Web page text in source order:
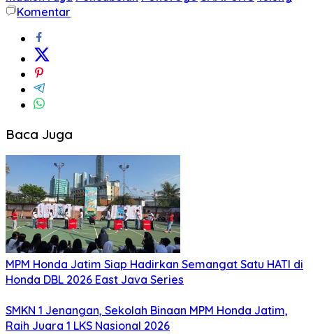
Komentar
Baca Juga
MPM Honda Jatim Siap Hadirkan Semangat Satu HATI di
Honda DBL 2026 East Java Series
SMKN 1 Jenangan, Sekolah Binaan MPM Honda Jatim,
Raih Juara 1 LKS Nasional 2026